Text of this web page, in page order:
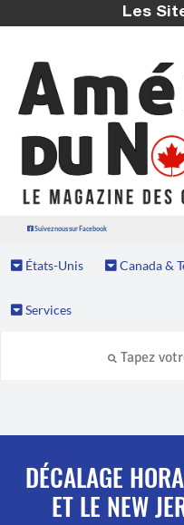
Les
Suivez nous sur Facebook
États-Unis Canada &
Services
DÉCALAGE
ET LE NEW